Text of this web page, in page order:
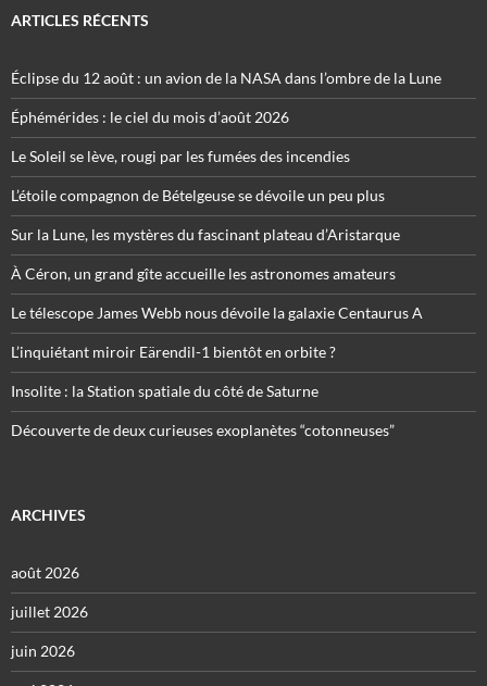
ARTICLES RÉCENTS
Éclipse du 12 août : un avion de la NASA dans l’ombre de la Lune
Éphémérides : le ciel du mois d’août 2026
Le Soleil se lève, rougi par les fumées des incendies
L’étoile compagnon de Bételgeuse se dévoile un peu plus
Sur la Lune, les mystères du fascinant plateau d’Aristarque
À Céron, un grand gîte accueille les astronomes amateurs
Le télescope James Webb nous dévoile la galaxie Centaurus A
L’inquiétant miroir Eärendil-1 bientôt en orbite ?
Insolite : la Station spatiale du côté de Saturne
Découverte de deux curieuses exoplanètes “cotonneuses”
ARCHIVES
août 2026
juillet 2026
juin 2026